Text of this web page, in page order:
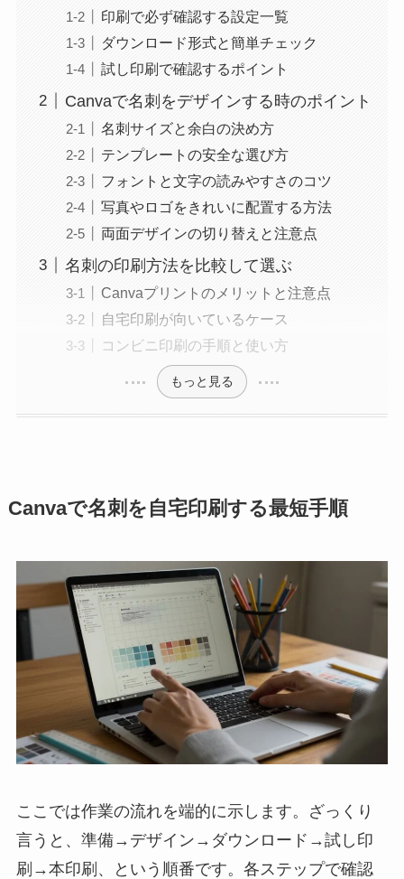
印刷で必ず確認する設定一覧
ダウンロード形式と簡単チェック
試し印刷で確認するポイント
Canvaで名刺をデザインする時のポイント
名刺サイズと余白の決め方
テンプレートの安全な選び方
フォントと文字の読みやすさのコツ
写真やロゴをきれいに配置する方法
両面デザインの切り替えと注意点
名刺の印刷方法を比較して選ぶ
Canvaプリントのメリットと注意点
自宅印刷が向いているケース
コンビニ印刷の手順と使い方
もっと見る
Canvaで名刺を自宅印刷する最短手順
ここでは作業の流れを端的に示します。ざっくり
言うと、準備→デザイン→ダウンロード→試し印
刷→本印刷、という順番です。各ステップで確認